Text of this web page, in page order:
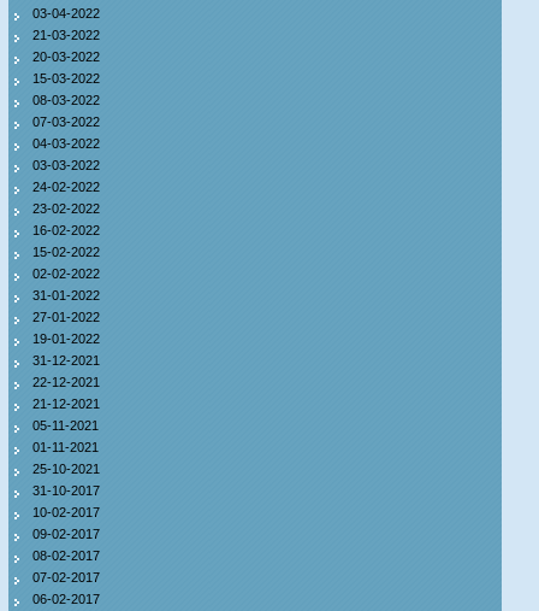
03-04-2022
21-03-2022
20-03-2022
15-03-2022
08-03-2022
07-03-2022
04-03-2022
03-03-2022
24-02-2022
23-02-2022
16-02-2022
15-02-2022
02-02-2022
31-01-2022
27-01-2022
19-01-2022
31-12-2021
22-12-2021
21-12-2021
05-11-2021
01-11-2021
25-10-2021
31-10-2017
10-02-2017
09-02-2017
08-02-2017
07-02-2017
06-02-2017